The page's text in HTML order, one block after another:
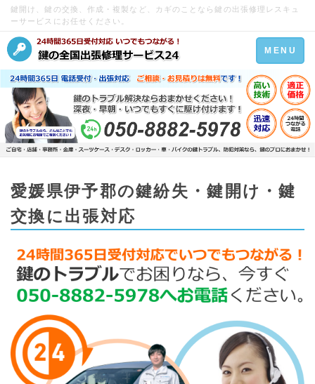
鍵開け、鍵の交換、作成・複製など、カギのことなら鍵の出張修理レスキュ
ーサービスにお任せください。
Toggle
navigation
MENU
愛媛県伊予郡の鍵紛失・鍵開け・鍵
交換に出張対応